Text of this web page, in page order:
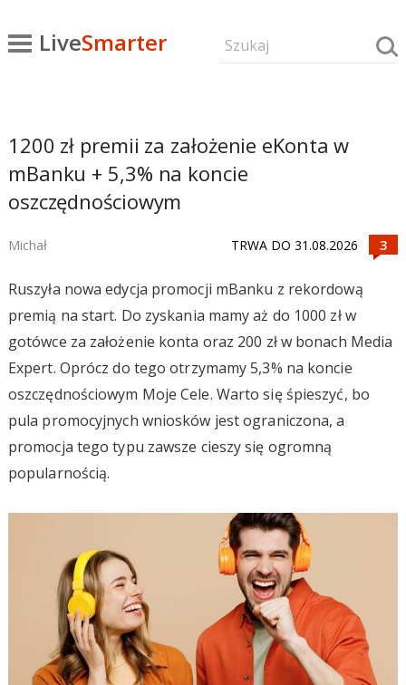
LiveSmarter
1200 zł premii za założenie eKonta w
mBanku + 5,3% na koncie
oszczędnościowym
Michał TRWA DO 31.08.2026
Ruszyła nowa edycja promocji mBanku z rekordową
premią na start. Do zyskania mamy aż do 1000 zł w
gotówce za założenie konta oraz 200 zł w bonach Media
Expert. Oprócz do tego otrzymamy 5,3% na koncie
oszczędnościowym Moje Cele. Warto się śpieszyć, bo
pula promocyjnych wniosków jest ograniczona, a
promocja tego typu zawsze cieszy się ogromną
popularnością.